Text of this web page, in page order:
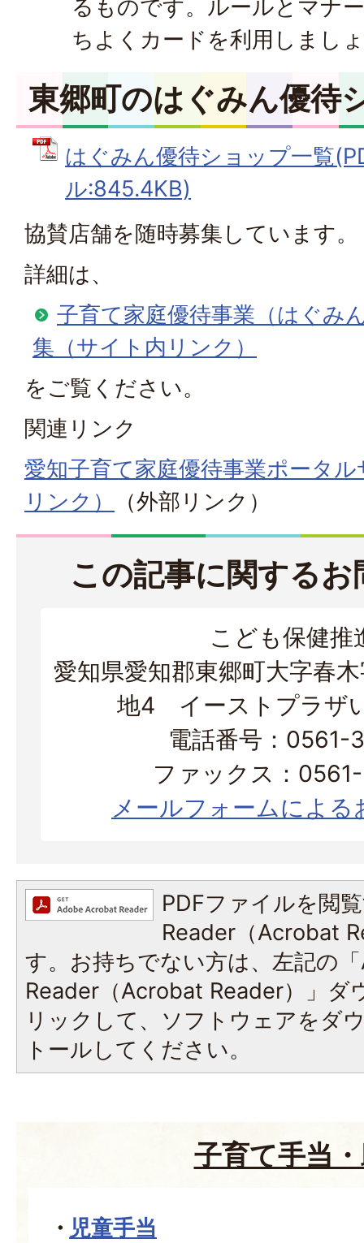
るものです。ルールとマナ
ちよくカードを利用しまし
東郷町のはぐみん優待
はぐみん優待ショップ一覧
ル:845.4KB)
協賛店舗を随時募集しています。
詳細は、
子育て家庭優待事業（はぐみ
集（サイト内リンク）
をご覧ください。
関連リンク
愛知子育て家庭優待事業ポータ
リンク）
（外部リンク）
この記事に関する
こども保健推
愛知県愛知郡東郷町大字春
地4 イーストプラザ
電話番号：0561-
ファックス：
メールフォームによる
PDFファイルを閲
Reader（Acrobat
す。お持ちでない方は、左記の
Reader（Acrobat Reader）」ダ
リックして、ソフトウェアをダ
トールしてください。
子育て手当
児童手当